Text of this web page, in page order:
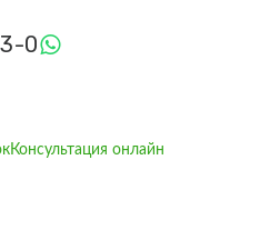
0
Консультация онлайн